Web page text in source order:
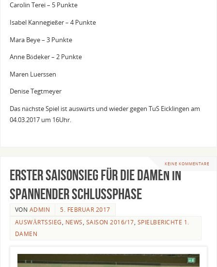
Carolin Terei – 5 Punkte
Isabel Kannegießer – 4 Punkte
Mara Beye – 3 Punkte
Anne Bödeker – 2 Punkte
Maren Luerssen
Denise Tegtmeyer
Das nächste Spiel ist auswärts und wieder gegen TuS Eicklingen am
04.03.2017 um 16Uhr.
KEINE KOMMENTARE
Erster Saisonsieg für die Damen in
spannender Schlussphase
VON ADMIN
5. FEBRUAR 2017
AUSWÄRTSSIEG, NEWS, SAISON 2016/17, SPIELBERICHTE 1.
DAMEN